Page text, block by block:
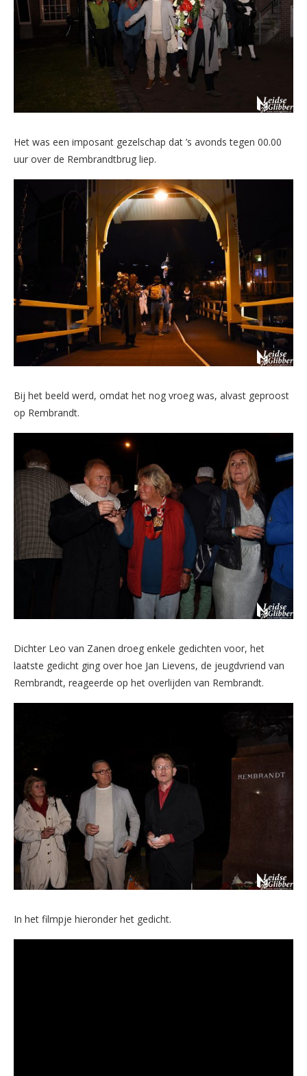
Het was een imposant gezelschap dat ’s avonds tegen 00.00
uur over de Rembrandtbrug liep.
Bij het beeld werd, omdat het nog vroeg was, alvast geproost
op Rembrandt.
Dichter Leo van Zanen droeg enkele gedichten voor, het
laatste gedicht ging over hoe Jan Lievens, de jeugdvriend van
Rembrandt, reageerde op het overlijden van Rembrandt.
In het filmpje hieronder het gedicht.